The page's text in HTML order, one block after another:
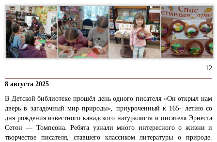
12
8 августа 2025
В Детской библиотеке прошёл день одного писателя «Он открыл нам
дверь в загадочный мир природы», приуроченный к 165- летию со
дня рождения известного канадского натуралиста и писателя Эрнеста
Сетон — Томпсона. Ребята узнали много интересного о жизни и
творчестве писателя, ставшего классиком литературы о природе.